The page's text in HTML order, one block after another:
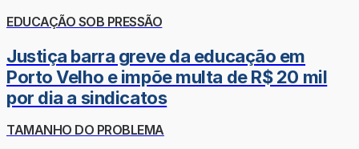
EDUCAÇÃO SOB PRESSÃO
Justiça barra greve da educação em
Porto Velho e impõe multa de R$ 20 mil
por dia a sindicatos
TAMANHO DO PROBLEMA